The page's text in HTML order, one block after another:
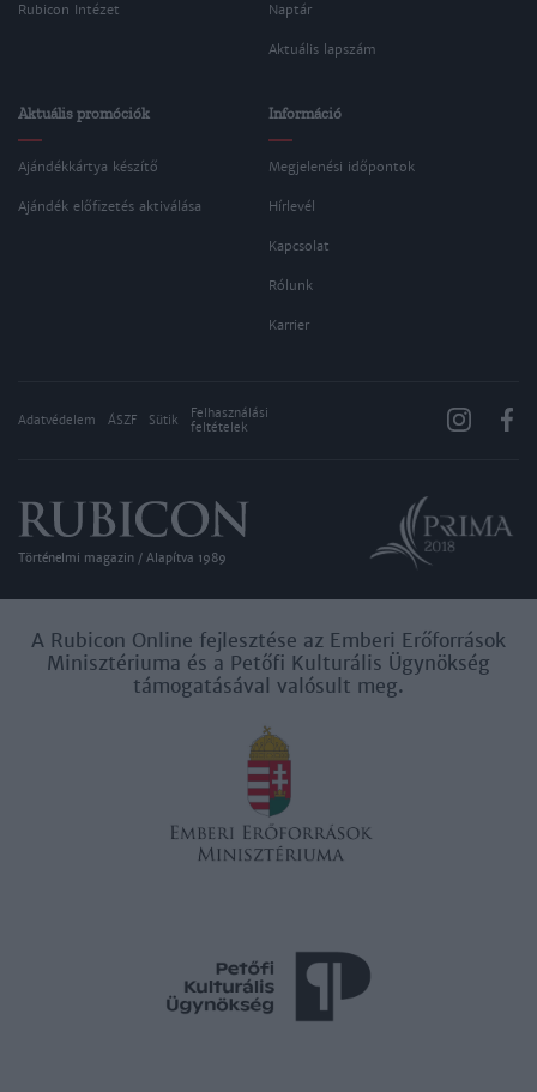
Rubicon Intézet Naptár
Aktuális lapszám
Aktuális promóciók
Ajándékkártya készítő
Ajándék előfizetés aktiválása
Információ
Megjelenési időpontok
Hírlevél
Kapcsolat
Rólunk
Karrier
Adatvédelem ÁSZF Sütik
Felhasználási
feltételek
Történelmi magazin / Alapítva 1989
A Rubicon Online fejlesztése az Emberi Erőforrások
Minisztériuma és a Petőfi Kulturális Ügynökség
támogatásával valósult meg.